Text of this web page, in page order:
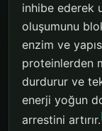
inhibe ederek
oluşumunu
enzim ve
proteinlerden
durdurur ve
enerji yoğun
arrestini artırır.